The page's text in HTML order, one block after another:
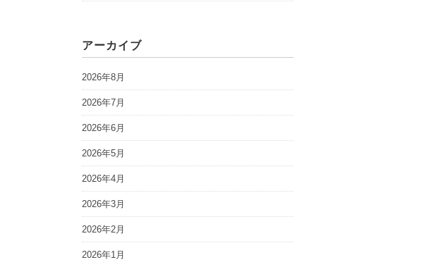
アーカイブ
2026年8月
2026年7月
2026年6月
2026年5月
2026年4月
2026年3月
2026年2月
2026年1月